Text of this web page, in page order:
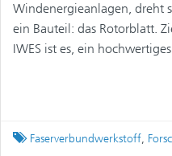
Windenergieanlagen, dreht
ein Bauteil: das Rotorblatt.
IWES ist es, ein
Tagged
Faserverbundwerkstoff,